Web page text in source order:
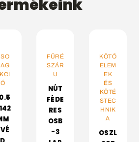
Ó
VÁLASSZ
OPCIÓT
FŰRÉ
SZÁR
U
NÚT
FÉDE
RES
OSB
-3
KOSÁRBA
KÖTŐ
ELEM
EK
ÉS
KÖTÉ
STEC
HNIK
A
OSZL